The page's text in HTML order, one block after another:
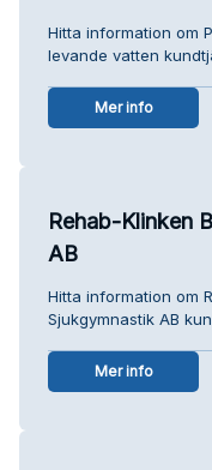
Hitta information om
levande vatten
Mer info
Rehab-Klinken
AB
Hitta information om
Sjukgymnastik AB
Mer info